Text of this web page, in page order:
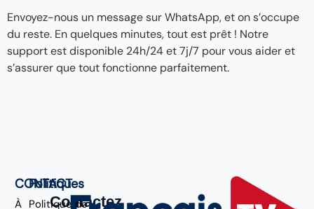
Envoyez-nous un message sur WhatsApp, et on s’occupe
du reste. En quelques minutes, tout est prêt ! Notre
support est disponible 24h/24 et 7j/7 pour vous aider et
s’assurer que tout fonctionne parfaitement.
CONTACT
À
Politiques
Politique de
Contactez